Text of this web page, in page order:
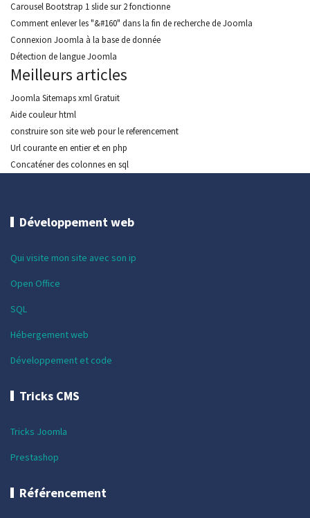
Carousel Bootstrap 1 slide sur 2 fonctionne
Comment enlever les "&#160" dans la fin de recherche de Joomla
Connexion Joomla à la base de donnée
Détection de langue Joomla
Meilleurs articles
Joomla Sitemaps xml Gratuit
Aide couleur html
construire son site web pour le referencement
Url courante en entier et en php
Concaténer des colonnes en sql
Développement web
Qui visite mon site avec son ip
Open Office
SQL
Hébergement web
Développement et code
Tricks CMS
Tricks Joomla
Prestashop
Référencement